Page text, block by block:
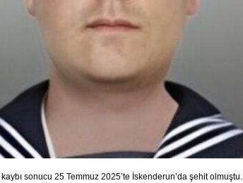
sonucu 25 Temmuz 2025’te İskenderun’da şehit olmuştu.